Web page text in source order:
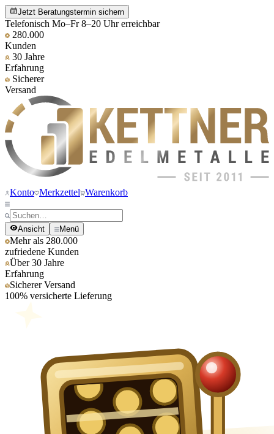
Jetzt Beratungstermin sichern
Telefonisch Mo–Fr 8–20 Uhr erreichbar
280.000
Kunden
30 Jahre
Erfahrung
Sicherer
Versand
Konto Merkzettel Warenkorb
Ansicht Menü
Mehr als 280.000
zufriedene Kunden
Über 30 Jahre
Erfahrung
Sicherer Versand
100% versicherte Lieferung